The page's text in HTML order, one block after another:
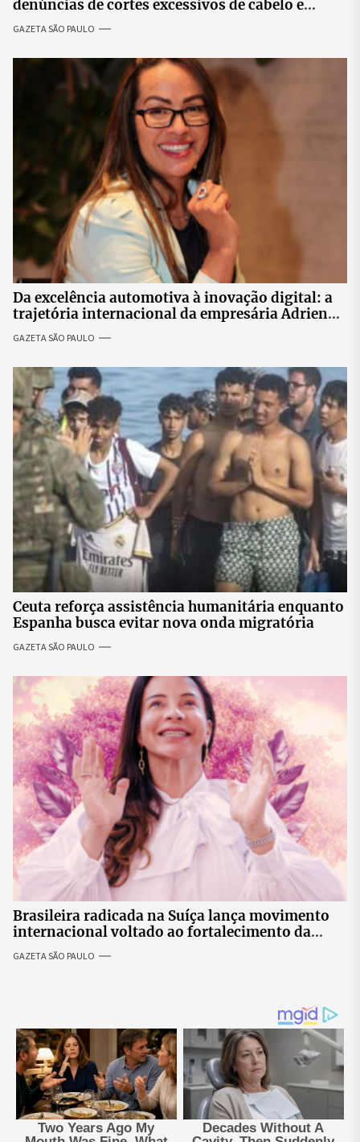
denúncias de cortes excessivos de cabelo e
revolta entre candidatas
GAZETA SÃO PAULO
Da excelência automotiva à inovação digital: a
trajetória internacional da empresária Adriene
GAZETA SÃO PAULO
Ceuta reforça assistência humanitária enquanto
Espanha busca evitar nova onda migratória
GAZETA SÃO PAULO
Brasileira radicada na Suíça lança movimento
internacional voltado ao fortalecimento da
identidade feminina
GAZETA SÃO PAULO